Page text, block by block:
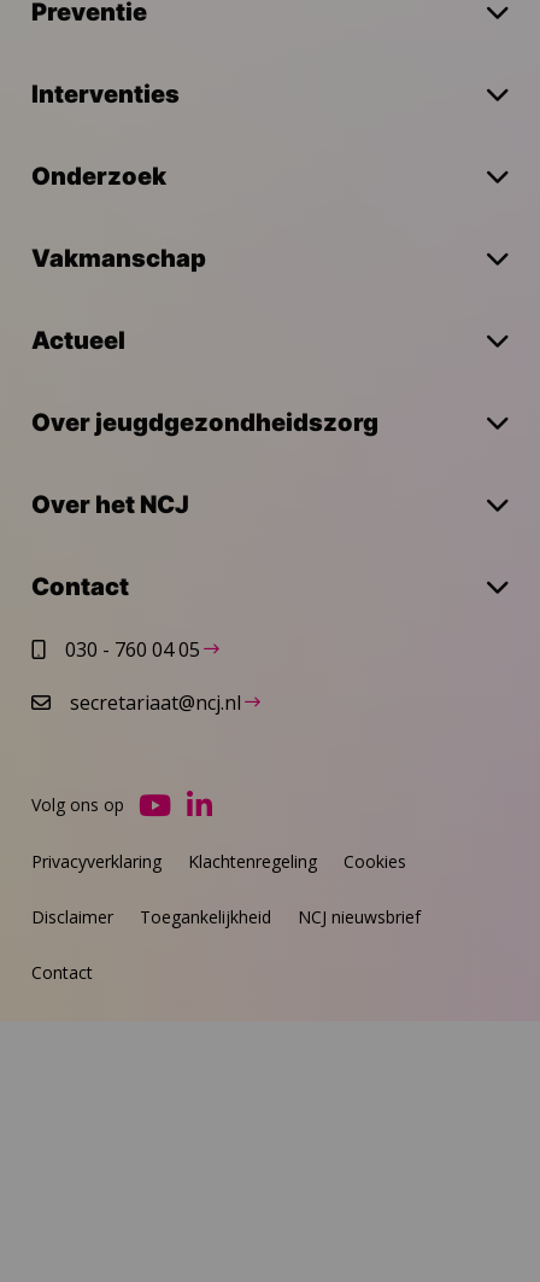
Preventie
Interventies
Onderzoek
Vakmanschap
Actueel
Over jeugdgezondheidszorg
Over het NCJ
Contact
030 - 760 04 05
secretariaat@ncj.nl
Privacyverklaring Klachtenregeling Cookies
Disclaimer Toegankelijkheid NCJ nieuwsbrief
Contact
Volg ons op
Ga
YouTube
Ga
LinkedIn